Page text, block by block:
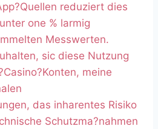
reduziert dies
one % larmig
Messwerten.
sic diese Nutzung
meine
das inharentes Risiko
Schutzma?nahmen